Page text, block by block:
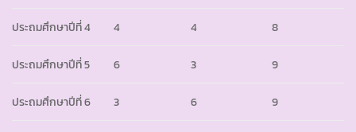
ประถมศึกษาปีที่ 4 4 4 8
ประถมศึกษาปีที่ 5 6 3 9
ประถมศึกษาปีที่ 6 3 6 9